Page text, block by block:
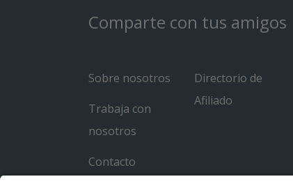
Comparte con tus amigos
Sobre nosotros
Trabaja con
nosotros
Contacto
Directorio de
Afiliado